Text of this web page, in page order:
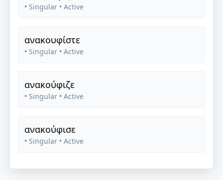
• Singular • Active
ανακουφίστε
• Singular • Active
ανακούφιζε
• Singular • Active
ανακούφισε
• Singular • Active